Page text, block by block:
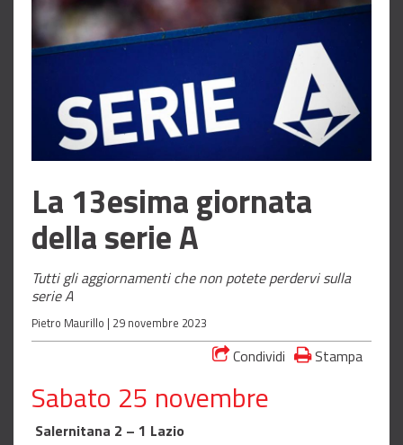
La 13esima giornata
della serie A
Tutti gli aggiornamenti che non potete perdervi sulla
serie A
Pietro Maurillo | 29 novembre 2023
Condividi Stampa
Sabato 25 novembre
Salernitana 2 – 1 Lazio